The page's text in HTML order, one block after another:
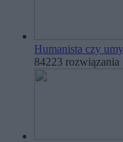
Humanista czy
84223 rozwiązania